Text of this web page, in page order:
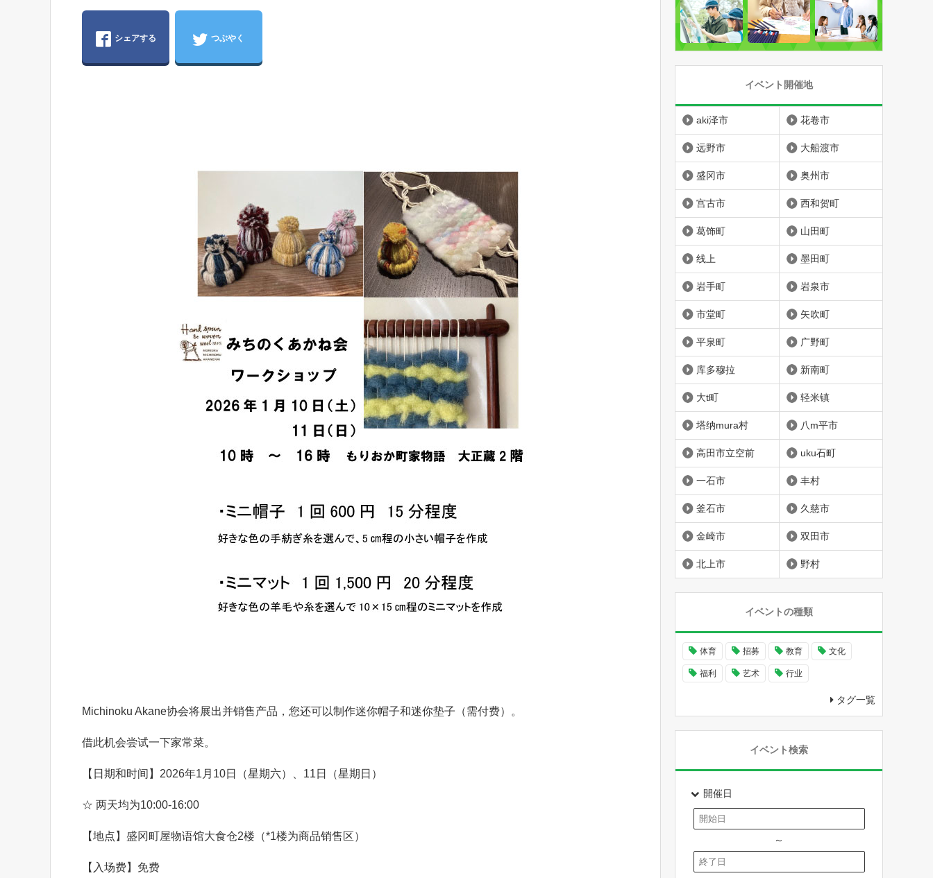
シェアする つぶやく
Michinoku Akane协会将展出并销售产品，您还可以制作迷你帽子和迷你垫子（需付费）。
借此机会尝试一下家常菜。
【日期和时间】2026年1月10日（星期六）、11日（星期日）
☆ 两天均为10:00-16:00
【地点】盛冈町屋物语馆大食仓2楼（*1楼为商品销售区）
【入场费】免费
イベント開催地
aki泽市 花卷市
远野市 大船渡市
盛冈市 奥州市
宫古市 西和贺町
葛饰町 山田町
线上 墨田町
岩手町 岩泉市
市堂町 矢吹町
平泉町 广野町
库多穆拉 新南町
大t町 轻米镇
塔纳mura村 八m平市
高田市立空前 uku石町
一石市 丰村
釜石市 久慈市
金崎市 双田市
北上市 野村
イベントの種類
体育 招募 教育 文化
福利 艺术 行业
タグ一覧
イベント検索
開催日
～